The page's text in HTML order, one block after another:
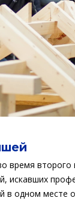
время
искавших
в одном